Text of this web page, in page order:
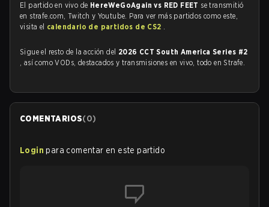
El partido en vivo de HereWeGoAgain vs RED FEET se transmitió
en strafe.com, Twitch y Youtube. Para ver más partidos como este,
visita el calendario de partidos de CS2 .
Sigue el resto de la acción del 2026 CCT South America Series #2
, así como VODs, destacados y transmisiones en vivo, todo en Strafe.
COMENTARIOS(0)
Login para comentar en este partido